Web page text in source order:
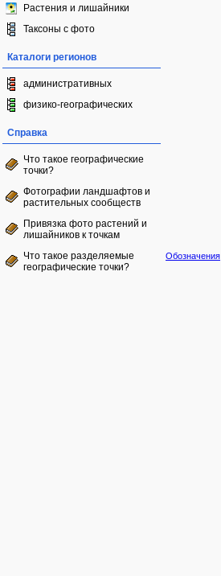
Растения и лишайники
Таксоны с фото
Каталоги регионов
административных
физико-географических
Справка
Что такое географические
точки?
Фотографии ландшафтов и
растительных сообществ
Привязка фото растений и
лишайников к точкам
Что такое разделяемые
географические точки?
Обозначения